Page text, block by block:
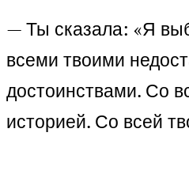
— Ты сказала: «Я
всеми твоими
достоинствами. Со
историей. Со всей